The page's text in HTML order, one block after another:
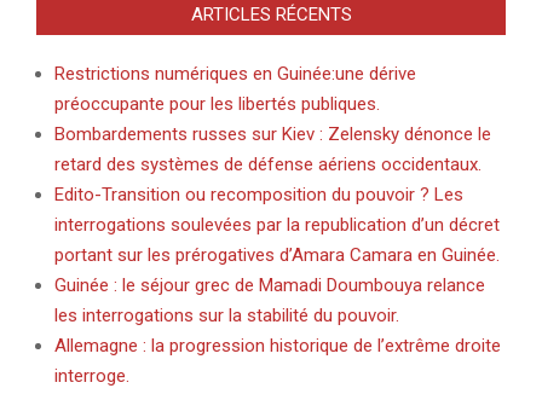
ARTICLES RÉCENTS
Restrictions numériques en Guinée:une dérive
préoccupante pour les libertés publiques.
Bombardements russes sur Kiev : Zelensky dénonce le
retard des systèmes de défense aériens occidentaux.
Edito-Transition ou recomposition du pouvoir ? Les
interrogations soulevées par la republication d’un décret
portant sur les prérogatives d’Amara Camara en Guinée.
Guinée : le séjour grec de Mamadi Doumbouya relance
les interrogations sur la stabilité du pouvoir.
Allemagne : la progression historique de l’extrême droite
interroge.